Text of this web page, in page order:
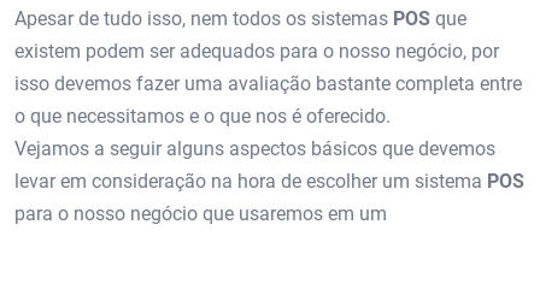
Apesar de tudo isso, nem todos os sistemas POS que
existem podem ser adequados para o nosso negócio, por
isso devemos fazer uma avaliação bastante completa entre
o que necessitamos e o que nos é oferecido.
Vejamos a seguir alguns aspectos básicos que devemos
levar em consideração na hora de escolher um sistema POS
para o nosso negócio que usaremos em um